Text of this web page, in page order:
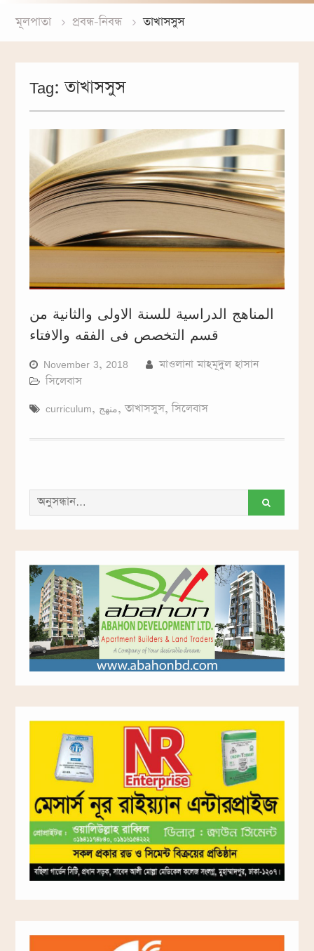
মূলপাতা প্রবন্ধ-নিবন্ধ তাখাসসুস
Tag:তাখাসসুস
المناهج الدراسية للسنة الاولى والثانية من
قسم التخصص فى الفقه والافتاء
November 3, 2018
মাওলানা মাহমূদুল হাসান
সিলেবাস
curriculum, منهج,তাখাসসুস,সিলেবাস
সন্ধান
করাঃ